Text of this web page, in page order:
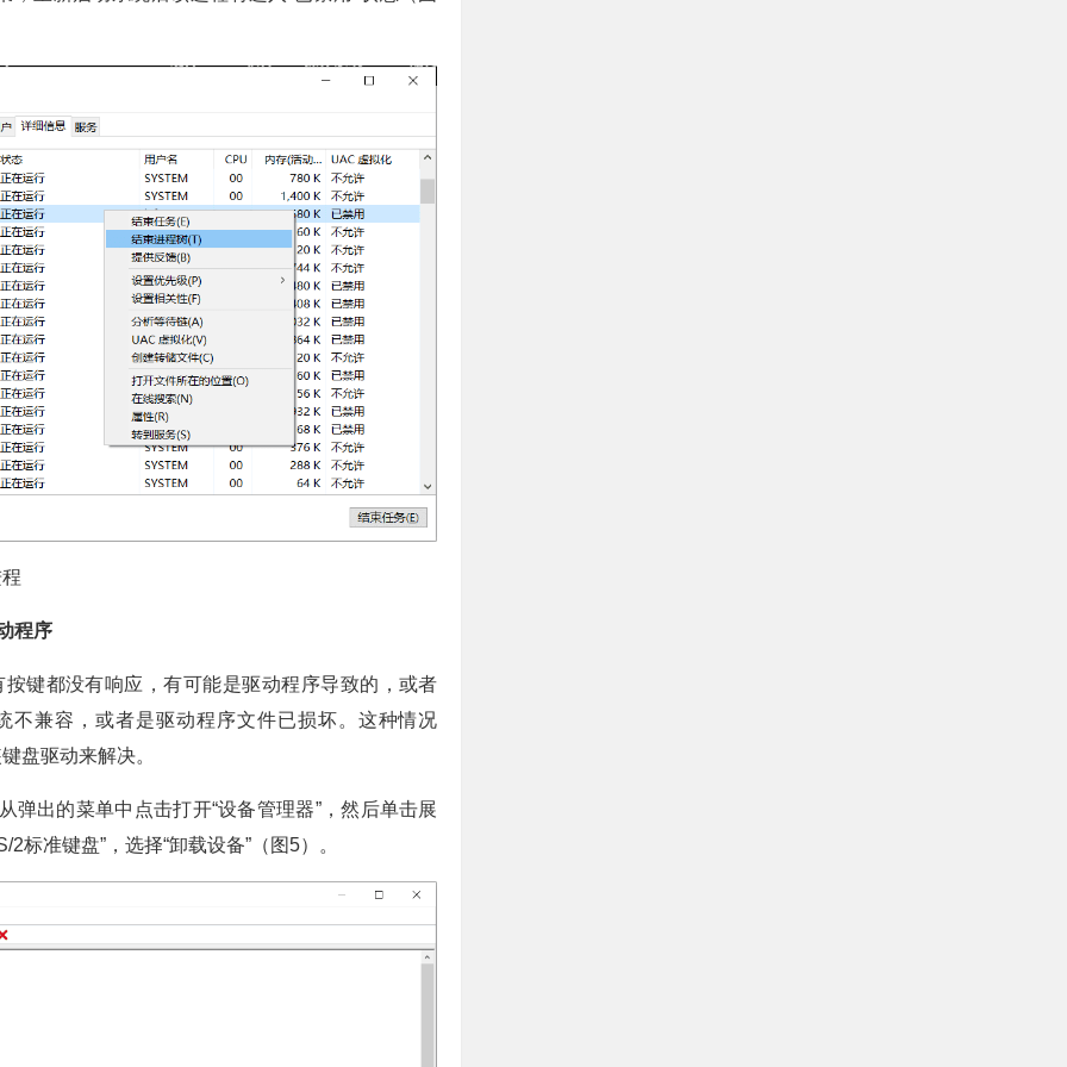
程序
键都没有响应，有可能是驱动程序导致的，或者
不兼容，或者是驱动程序文件已损坏。这种情况
盘驱动来解决。
弹出的菜单中点击打开“设备管理器”，然后单击展
2标准键盘”，选择“卸载设备”（图5）。